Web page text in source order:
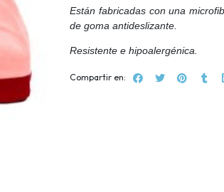
Están fabricadas con una
de goma antideslizante.
Resistente e hipoalergénica.
Compartir en: